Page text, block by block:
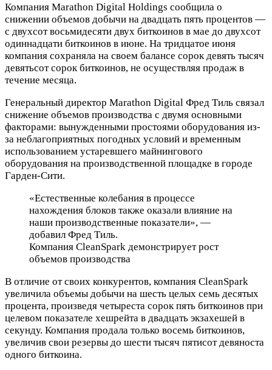
Компания Marathon Digital Holdings сообщила о
снижении объемов добычи на двадцать пять процентов —
с двухсот восьмидесяти двух биткоинов в мае до двухсот
одиннадцати биткоинов в июне. На тридцатое июня
компания сохраняла на своем балансе сорок девять тысяч
девятьсот сорок биткоинов, не осуществляя продаж в
течение месяца.
Генеральный директор Marathon Digital Фред Тиль связал
снижение объемов производства с двумя основными
факторами: вынужденными простоями оборудования из-
за неблагоприятных погодных условий и временным
использованием устаревшего майнингового
оборудования на производственной площадке в городе
Гарден-Сити.
«Естественные колебания в процессе
нахождения блоков также оказали влияние на
наши производственные показатели», —
добавил Фред Тиль.
Компания CleanSpark демонстрирует рост
объемов производства
В отличие от своих конкурентов, компания CleanSpark
увеличила объемы добычи на шесть целых семь десятых
процента, произведя четыреста сорок пять биткоинов при
целевом показателе хешрейта в двадцать экзахешей в
секунду. Компания продала только восемь биткоинов,
увеличив свои резервы до шести тысяч пятисот девяноста
одного биткоина.